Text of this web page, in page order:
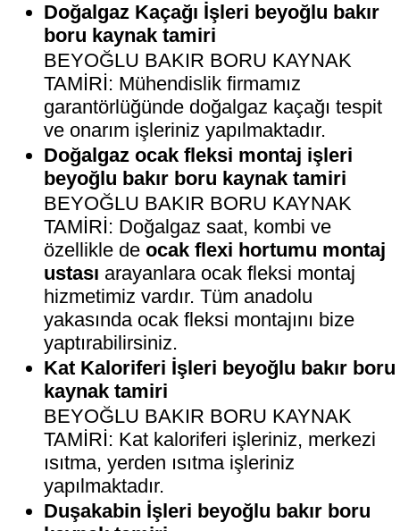
Doğalgaz Kaçağı İşleri beyoğlu bakır
boru kaynak tamiri
BEYOĞLU BAKIR BORU KAYNAK
TAMİRİ: Mühendislik firmamız
garantörlüğünde doğalgaz kaçağı tespit
ve onarım işleriniz yapılmaktadır.
Doğalgaz ocak fleksi montaj işleri
beyoğlu bakır boru kaynak tamiri
BEYOĞLU BAKIR BORU KAYNAK
TAMİRİ: Doğalgaz saat, kombi ve
özellikle deocak flexi hortumu montaj
ustası arayanlara ocak fleksi montaj
hizmetimiz vardır. Tüm anadolu
yakasında ocak fleksi montajını bize
yaptırabilirsiniz.
Kat Kaloriferi İşleri beyoğlu bakır boru
kaynak tamiri
BEYOĞLU BAKIR BORU KAYNAK
TAMİRİ: Kat kaloriferi işleriniz, merkezi
ısıtma, yerden ısıtma işleriniz
yapılmaktadır.
Duşakabin İşleri beyoğlu bakır boru